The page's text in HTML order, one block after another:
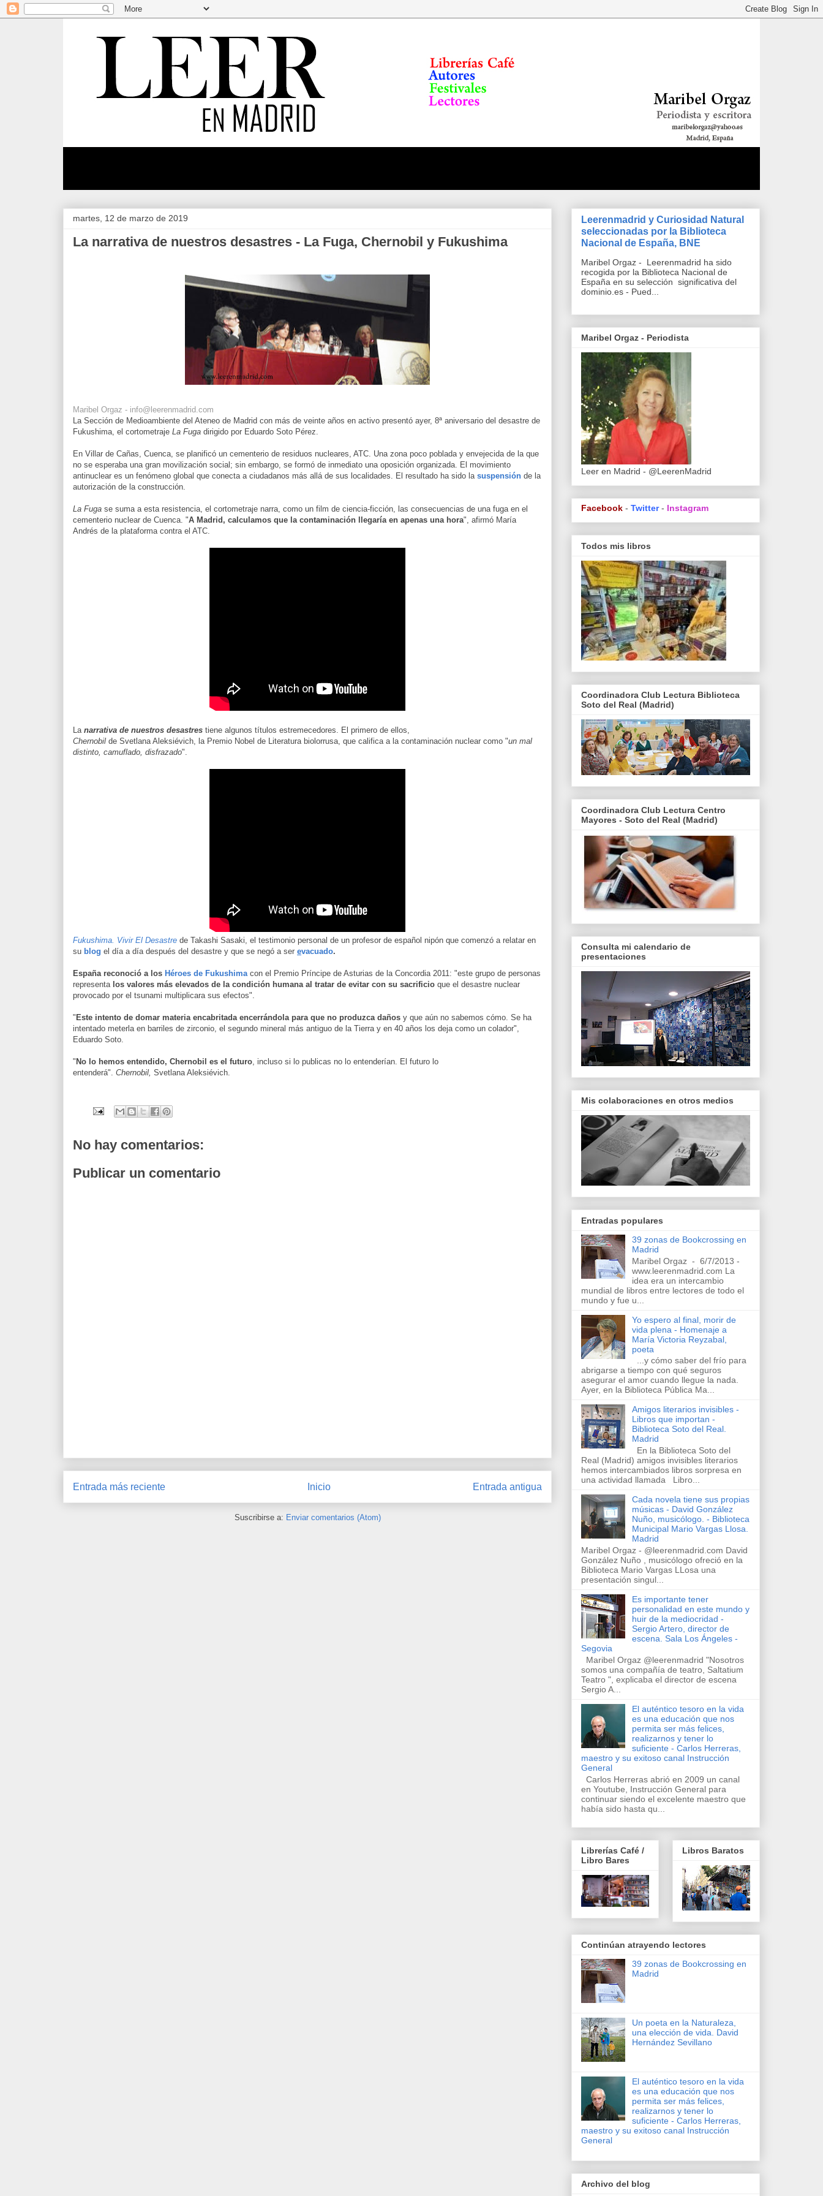
martes, 12 de marzo de 2019
La narrativa de nuestros desastres - La Fuga, Chernobil y Fukushima
Maribel Orgaz - info@leerenmadrid.com
La Sección de Medioambiente del Ateneo de Madrid con más de veinte años en activo presentó ayer, 8ª aniversario del desastre de
Fukushima, el cortometraje La Fuga dirigido por Eduardo Soto Pérez.
En Villar de Cañas, Cuenca, se planificó un cementerio de residuos nucleares, ATC. Una zona poco poblada y envejecida de la que
no se esperaba una gran movilización social; sin embargo, se formó de inmediato una oposición organizada. El movimiento
antinuclear es un fenómeno global que conecta a ciudadanos más allá de sus localidades. El resultado ha sido la suspensión de la
autorización de la construcción.
La Fuga se suma a esta resistencia, el cortometraje narra, como un film de ciencia-ficción, las consecuencias de una fuga en el
cementerio nuclear de Cuenca. "A Madrid, calculamos que la contaminación llegaría en apenas una hora", afirmó María
Andrés de la plataforma contra el ATC.
La narrativa de nuestros desastres tiene algunos títulos estremecedores. El primero de ellos,
Chernobil de Svetlana Aleksiévich, la Premio Nobel de Literatura biolorrusa, que califica a la contaminación nuclear como "un mal
distinto, camuflado, disfrazado".
Fukushima. Vivir El Desastre de Takashi Sasaki, el testimonio personal de un profesor de español nipón que comenzó a relatar en
su blog el día a día después del desastre y que se negó a ser evacuado.
España reconoció a los Héroes de Fukushimacon el Premio Príncipe de Asturias de la Concordia 2011: "este grupo de personas
representalos valores más elevados de la condición humana al tratar de evitar con su sacrificio que el desastre nuclear
provocado por el tsunami multiplicara sus efectos".
" Este intento de domar materia encabritada encerrándola para que no produzca daños y que aún no sabemos cómo. Se ha
intentado meterla en barriles de zirconio, el segundo mineral más antiguo de la Tierra y en 40 años los deja como un colador",
Eduardo Soto.
" No lo hemos entendido, Chernobil es el futuro, incluso si lo publicas no lo entenderían. El futuro lo
entenderá". Chernobil, Svetlana Aleksiévich.
No hay comentarios:
Publicar un comentario
Entrada más reciente Entrada antigua
Inicio
Suscribirse a: Enviar comentarios (Atom)
Leerenmadrid y Curiosidad Natural
seleccionadas por la Biblioteca
Nacional de España, BNE
Maribel Orgaz - Leerenmadrid ha sido
recogida por la Biblioteca Nacional de
España en su selección significativa del
dominio.es - Pued...
Maribel Orgaz - Periodista
Leer en Madrid - @LeerenMadrid
Facebook - Twitter - Instagram
Todos mis libros
Coordinadora Club Lectura Biblioteca
Soto del Real (Madrid)
Coordinadora Club Lectura Centro
Mayores - Soto del Real (Madrid)
Consulta mi calendario de
presentaciones
Mis colaboraciones en otros medios
Entradas populares
39 zonas de Bookcrossing en
Madrid
Maribel Orgaz - 6/7/2013 -
www.leerenmadrid.com La
idea era un intercambio
mundial de libros entre lectores de todo el
mundo y fue u...
Yo espero al final, morir de
vida plena - Homenaje a
María Victoria Reyzabal,
poeta
...y cómo saber del frío para
abrigarse a tiempo con qué seguros
asegurar el amor cuando llegue la nada.
Ayer, en la Biblioteca Pública Ma...
Amigos literarios invisibles -
Libros que importan -
Biblioteca Soto del Real.
Madrid
En la Biblioteca Soto del
Real (Madrid) amigos invisibles literarios
hemos intercambiados libros sorpresa en
una actividad llamada Libro...
Cada novela tiene sus propias
músicas - David González
Nuño, musicólogo. - Biblioteca
Municipal Mario Vargas Llosa.
Madrid
Maribel Orgaz - @leerenmadrid.com David
González Nuño , musicólogo ofreció en la
Biblioteca Mario Vargas LLosa una
presentación singul...
Es importante tener
personalidad en este mundo y
huir de la mediocridad -
Sergio Artero, director de
escena. Sala Los Ángeles -
Segovia
Maribel Orgaz @leerenmadrid "Nosotros
somos una compañía de teatro, Saltatium
Teatro ", explicaba el director de escena
Sergio A...
El auténtico tesoro en la vida
es una educación que nos
permita ser más felices,
realizarnos y tener lo
suficiente - Carlos Herreras,
maestro y su exitoso canal Instrucción
General
Carlos Herreras abrió en 2009 un canal
en Youtube, Instrucción General para
continuar siendo el excelente maestro que
había sido hasta qu...
Librerías Café /
Libro Bares
Libros Baratos
Continúan atrayendo lectores
39 zonas de Bookcrossing en
Madrid
Un poeta en la Naturaleza,
una elección de vida. David
Hernández Sevillano
El auténtico tesoro en la vida
es una educación que nos
permita ser más felices,
realizarnos y tener lo
suficiente - Carlos Herreras,
maestro y su exitoso canal Instrucción
General
Archivo del blog